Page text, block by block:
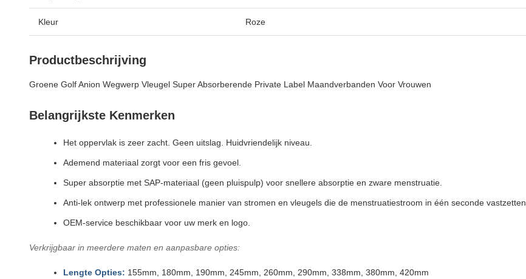
Kleur Roze
Productbeschrijving
Groene Golf Anion Wegwerp Vleugel Super Absorberende Private Label Maandverbanden Voor Vrouwen
Belangrijkste Kenmerken
Het oppervlak is zeer zacht. Geen uitslag. Huidvriendelijk niveau.
Ademend materiaal zorgt voor een fris gevoel.
Super absorptie met SAP-materiaal (geen pluispulp) voor snellere absorptie en zware menstruatie.
Anti-lek ontwerp met professionele manier van stromen en vleugels die de menstruatiestroom in één seconde vastzetten.
OEM-service beschikbaar voor uw merk en logo.
Verkrijgbaar in meerdere maten en aanpasbare opties:
Lengte Opties: 155mm, 180mm, 190mm, 245mm, 260mm, 290mm, 338mm, 380mm, 420mm